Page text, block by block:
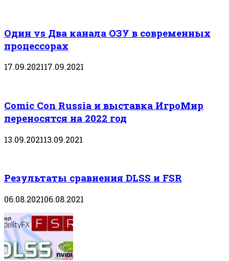
Один vs Два канала ОЗУ в современных
процессорах
17.09.202117.09.2021
Comic Con Russia и выставка ИгроМир
переносятся на 2022 год
13.09.202113.09.2021
Результаты сравнения DLSS и FSR
06.08.202106.08.2021